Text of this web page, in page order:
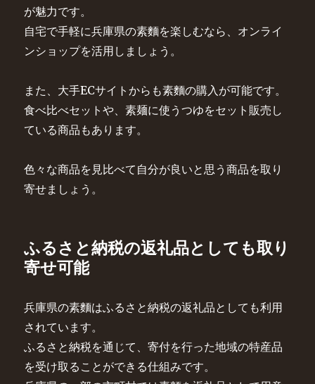
が魅力です。
自宅で手軽に兵庫県の素麵を楽しむなら、オンライ
ンショップを活用しましょう。
また、大手ECサイトからも素麵の購入が可能です。
食べ比べセットや、素麺に使うつゆをセット販売し
ている商品もあります。
色々な商品を見比べて自分が良いと思う商品を取り
寄せましょう。
ふるさと納税の返礼品としても取り
寄せ可能
兵庫県の素麵はふるさと納税の返礼品としても利用
されています。
ふるさと納税を通じて、寄付を行った地域の特産品
を受け取ることができる仕組みです。